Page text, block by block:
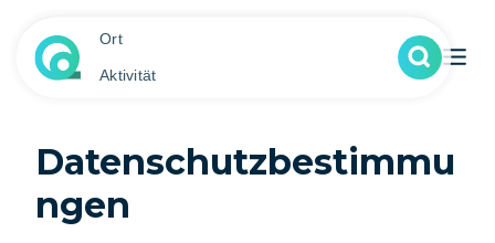
Ort
Aktivität
Datenschutzbestimmu
ngen